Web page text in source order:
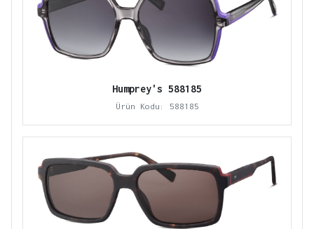
Humprey's 588185
Ürün Kodu: 588185